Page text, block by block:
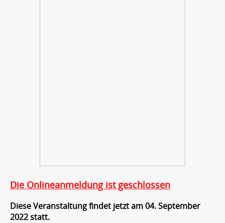
Die Onlineanmeldung ist geschlossen
Diese Veranstaltung findet jetzt am 04. September
2022 statt.